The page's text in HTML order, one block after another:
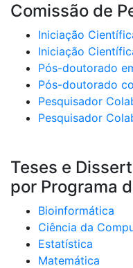
Comissão de
Iniciação
Iniciação
Pós-doutorado
Pós-doutorado
Pesquisador
Pesquisador
Teses e
por Programa
Bioinformática
Ciência da
Estatística
Matemática